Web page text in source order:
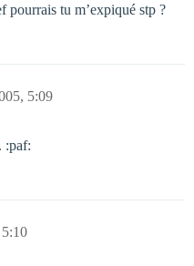
tu m’expiqué stp ?
5:09
:paf: